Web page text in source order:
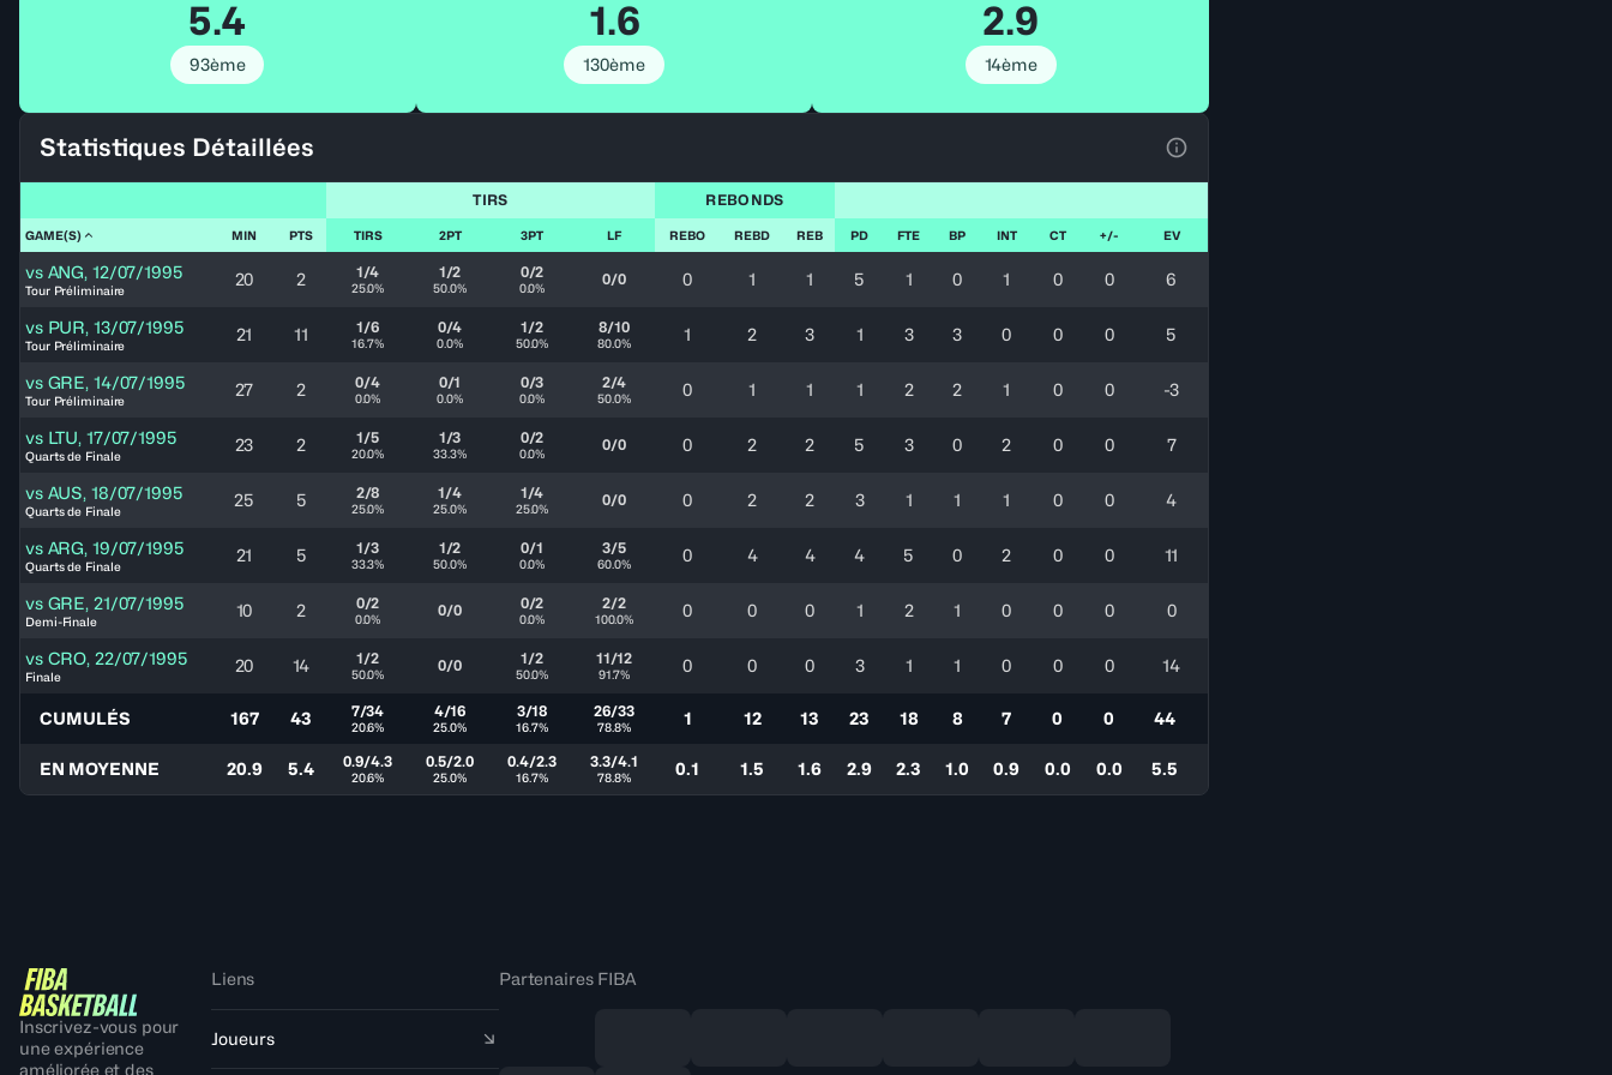
5.4
93ème
1.6
130ème
2.9
14ème
Statistiques Détaillées
TIRS REBONDS
GAME(S) MIN PTS TIRS 2PT 3PT LF REBO REBD REB PD FTE BP INT CT +/- EV
vs ANG, 12/07/1995
Tour Préliminaire
20 2 1/4
25.0%
1/2
50.0%
0/2
0.0% 0/0 0 1 1 5 1 0 1 0 0 6
vs PUR, 13/07/1995
Tour Préliminaire
21 11 1/6
16.7%
0/4
0.0%
1/2
50.0%
8/10
80.0% 1 2 3 1 3 3 0 0 0 5
vs GRE, 14/07/1995
Tour Préliminaire
27 2 0/4
0.0%
0/1
0.0%
0/3
0.0%
2/4
50.0% 0 1 1 1 2 2 1 0 0 -3
vs LTU, 17/07/1995
Quarts de Finale
23 2 1/5
20.0%
1/3
33.3%
0/2
0.0% 0/0 0 2 2 5 3 0 2 0 0 7
vs AUS, 18/07/1995
Quarts de Finale
25 5 2/8
25.0%
1/4
25.0%
1/4
25.0% 0/0 0 2 2 3 1 1 1 0 0 4
vs ARG, 19/07/1995
Quarts de Finale
21 5 1/3
33.3%
1/2
50.0%
0/1
0.0%
3/5
60.0% 0 4 4 4 5 0 2 0 0 11
vs GRE, 21/07/1995
Demi-Finale
10 2 0/2
0.0% 0/0 0/2
0.0%
2/2
100.0% 0 0 0 1 2 1 0 0 0 0
vs CRO, 22/07/1995
Finale
20 14 1/2
50.0% 0/0 1/2
50.0%
11/12
91.7% 0 0 0 3 1 1 0 0 0 14
CUMULÉS 167 43 7/34
20.6%
4/16
25.0%
3/18
16.7%
26/33
78.8% 1 12 13 23 18 8 7 0 0 44
EN MOYENNE 20.9 5.4 0.9/4.3
20.6%
0.5/2.0
25.0%
0.4/2.3
16.7%
3.3/4.1
78.8% 0.1 1.5 1.6 2.9 2.3 1.0 0.9 0.0 0.0 5.5
Inscrivez-vous pour
une expérience
améliorée et des
Liens
Joueurs
Partenaires FIBA